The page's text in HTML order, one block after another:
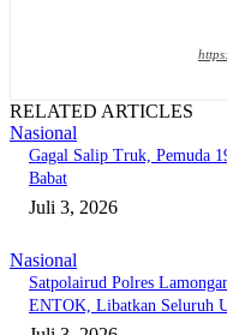
RELATED ARTICLES
Nasional
Gagal Salip Truk, Pemuda
Babat
Juli 3, 2026
Nasional
Satpolairud Polres
ENTOK, Libatkan Seluruh